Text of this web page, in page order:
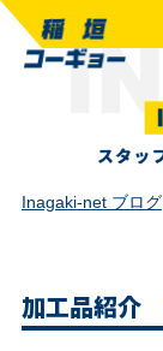
Inagaki-net ブログ
加工品紹介